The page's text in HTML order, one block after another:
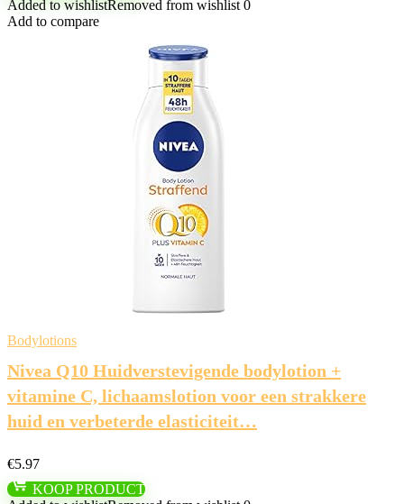
Added to wishlistRemoved from wishlist 0
Add to compare
Bodylotions
Nivea Q10 Huidverstevigende bodylotion +
vitamine C, lichaamslotion voor een strakkere
huid en verbeterde elasticiteit…
€5.97
KOOP PRODUCT